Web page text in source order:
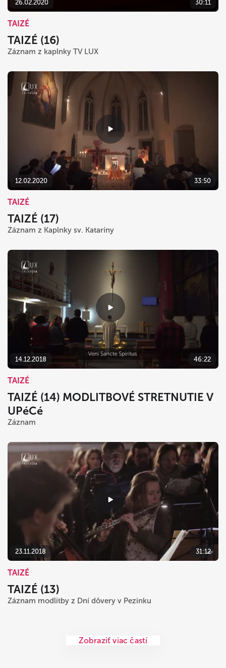
26.02.2020 30:11
TAIZÉ
TAIZÉ (16)
Záznam z kaplnky TV LUX
12.02.2020 33:50
TAIZÉ
TAIZÉ (17)
Záznam z Kaplnky sv. Kataríny
14.12.2018 46:22
TAIZÉ
TAIZÉ (14) MODLITBOVÉ STRETNUTIE V
UPéCé
Záznam
23.11.2018 31:12
TAIZÉ
TAIZÉ (13)
Záznam modlitby z Dní dôvery v Pezinku
Zobraziť viac častí